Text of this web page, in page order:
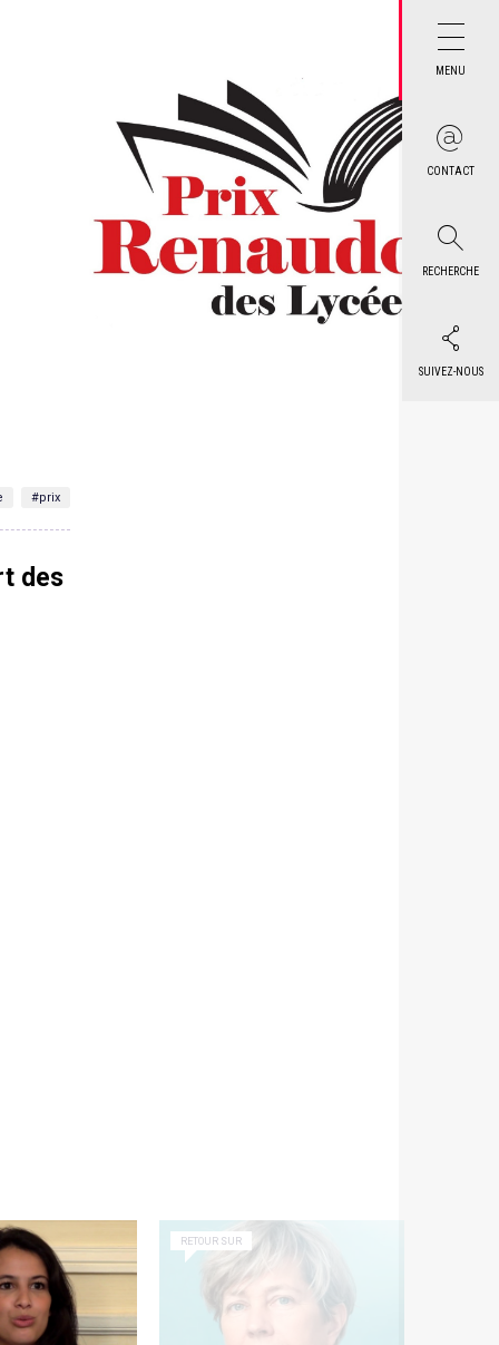
MENU
CONTACT
RECHERCHE
SUIVEZ-NOUS
#prix
des
RETOUR SUR